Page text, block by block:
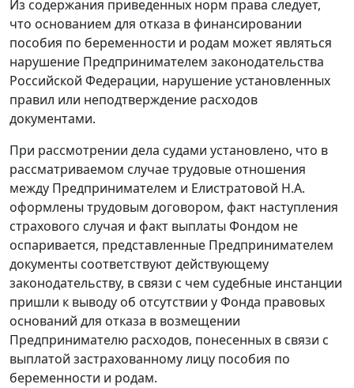
Из содержания приведенных норм права следует,
что основанием для отказа в финансировании
пособия по беременности и родам может являться
нарушение Предпринимателем законодательства
Российской Федерации, нарушение установленных
правил или неподтверждение расходов
документами.
При рассмотрении дела судами установлено, что в
рассматриваемом случае трудовые отношения
между Предпринимателем и Елистратовой Н.А.
оформлены трудовым договором, факт наступления
страхового случая и факт выплаты Фондом не
оспаривается, представленные Предпринимателем
документы соответствуют действующему
законодательству, в связи с чем судебные инстанции
пришли к выводу об отсутствии у Фонда правовых
оснований для отказа в возмещении
Предпринимателю расходов, понесенных в связи с
выплатой застрахованному лицу пособия по
беременности и родам.